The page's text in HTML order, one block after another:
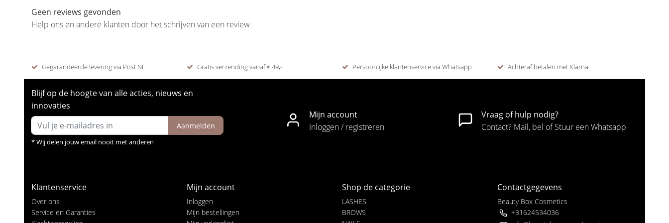
Geen reviews gevonden
Help ons en andere klanten door het schrijven van een review
Gegarandeerde levering via Post NL Gratis verzending vanaf € 49,- Persoonlijke klantenservice via Whatsapp Achteraf betalen met Klarna
Blijf op de hoogte van alle acties, nieuws en
innovaties
Aanmelden
* Wij delen jouw email nooit met anderen
Mijn account
Inloggen / registreren
Vraag of hulp nodig?
Contact? Mail, bel of Stuur een Whatsapp
Klantenservice
Over ons
Service en Garanties
Mijn account
Inloggen
Mijn bestellingen
Shop de categorie
LASHES
BROWS
Contactgegevens
Beauty Box Cosmetics
+31624534036